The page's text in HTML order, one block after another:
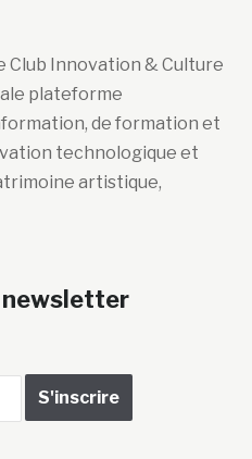
Club Innovation & Culture
plateforme
de formation et
technologique et
artistique,
newsletter